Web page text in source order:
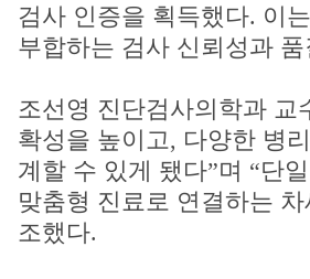
검사 인증을 획득했다. 이
부합하는 검사 신뢰성과
조선영 진단검사의학과 교
확성을 높이고, 다양한 병
계할 수 있게 됐다”며 “단
맞춤형 진료로 연결하는
조했다.